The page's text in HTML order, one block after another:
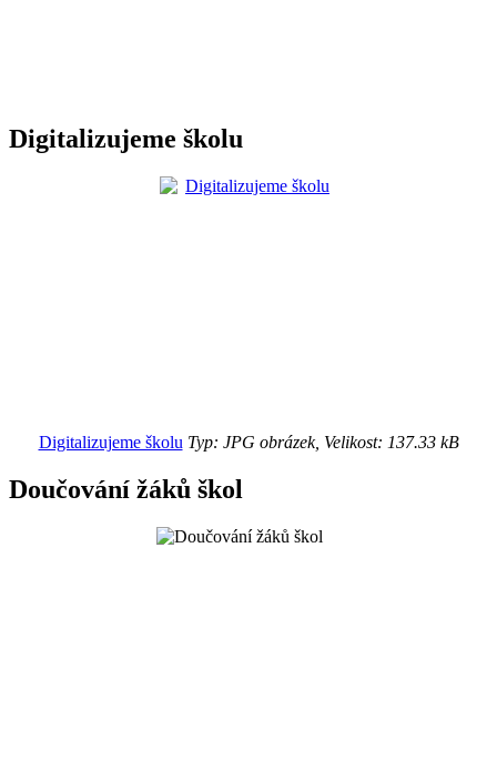
Digitalizujeme školu
Digitalizujeme školu Typ: JPG obrázek, Velikost: 137.33 kB
Doučování žáků škol